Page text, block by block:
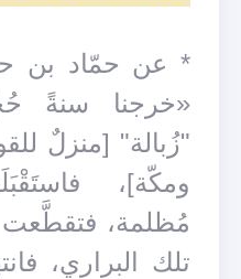
* عن حمّاد بن
«خرجنا سنةً
"زُبالة" [منزلٌ
ومكّة]،
مُظلمة، فتقطَّعت
تلك البراري،